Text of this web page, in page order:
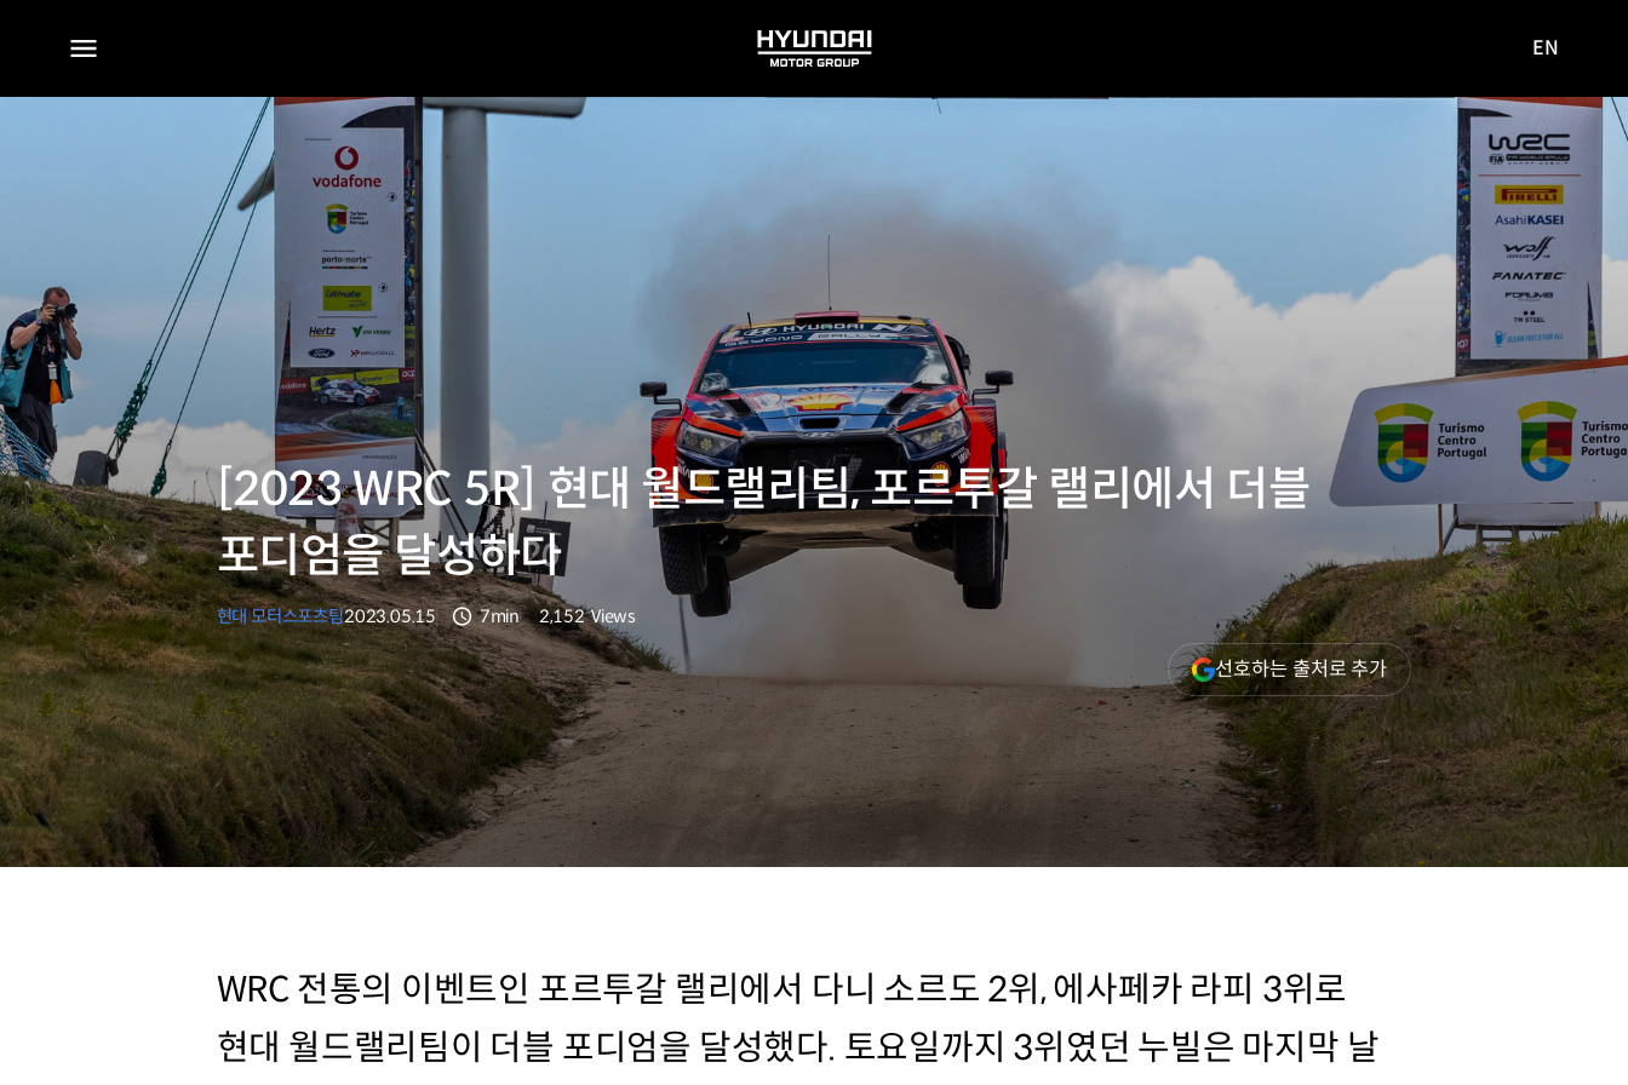
전체
HYUNDAI
MOTOR
사이트로
EN
[2023 WRC 5R] 현대 월드랠리팀, 포르투갈 랠리에서 더블
포디엄을 달성하다
현대 모터스포츠팀2023.05.15
분량
7min
조회수
2,152 Views
선호하는 출처로 추가(새
창
열림)
WRC 전통의 이벤트인 포르투갈 랠리에서 다니 소르도 2위, 에사페카 라피 3위로
현대 월드랠리팀이 더블 포디엄을 달성했다. 토요일까지 3위였던 누빌은 마지막 날